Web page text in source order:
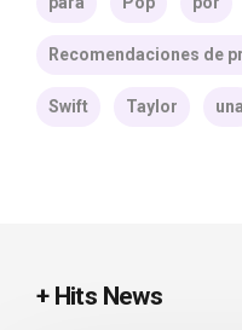
Recomendaciones de
Swift Taylor una
+ Hits News